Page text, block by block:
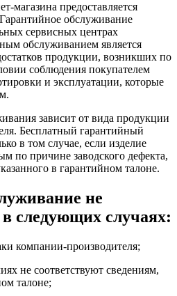
магазина предоставляется
обслуживание
сервисных центрах
обслуживанием является
продукции, возникших по
соблюдения покупателем
и эксплуатации, которые
зависит от вида продукции
Бесплатный гарантийный
в том случае, если изделие
по причине заводского дефекта,
в гарантийном талоне.
не
в следующих случаях:
компании-производителя;
не соответствуют сведениям,
талоне;